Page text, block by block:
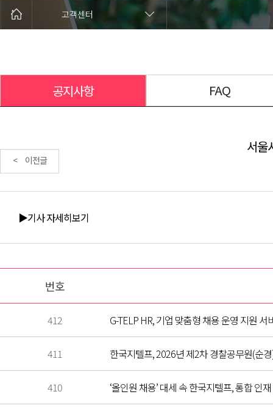
고객센터
공지사항 FAQ
서울
< 이전글
▶기사 자세히보기
번호
412 G-TELP HR, 기업 맞춤형 채용 운영 지원 서
411 한국지텔프, 2026년 제2차 경찰공무원(순
410 ‘올인원 채용’ 대세 속 한국지텔프, 통합 인